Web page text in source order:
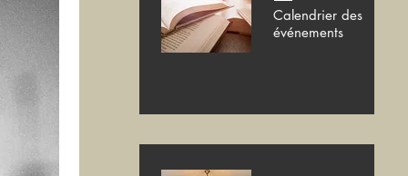
Calendrier des
événements